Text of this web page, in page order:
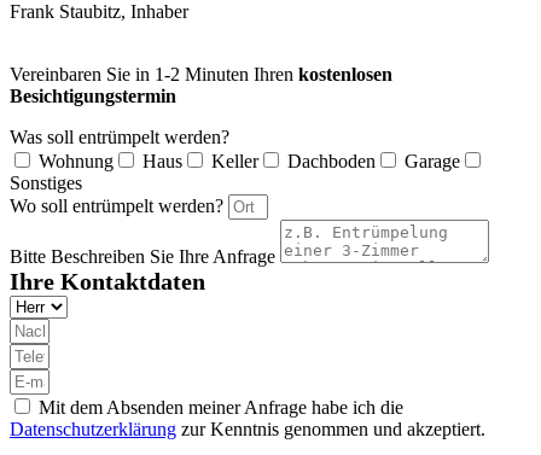
Frank Staubitz, Inhaber
Vereinbaren Sie in 1-2 Minuten Ihren kostenlosen
Besichtigungstermin
Was soll entrümpelt werden?
Wohnung
Haus Keller Dachboden
Garage
Sonstiges
Wo soll entrümpelt werden?
Bitte Beschreiben Sie Ihre Anfrage
Ihre Kontaktdaten
Mit dem Absenden meiner Anfrage habe ich die
Datenschutzerklärung zur Kenntnis genommen und akzeptiert.